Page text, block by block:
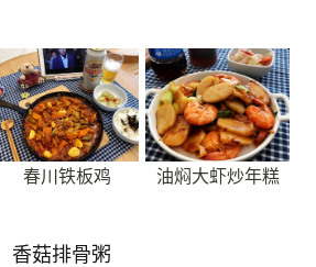
春川铁板鸡 油焖大虾炒年糕
香菇排骨粥